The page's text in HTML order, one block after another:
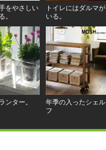
をやさしい
。
トイレにはダルマが
いる。
ンター。
年季の入ったシェル
フ